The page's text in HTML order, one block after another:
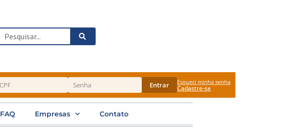
Search
Entrar Esqueci minha senha
Cadastre-se
FAQ Empresas Contato